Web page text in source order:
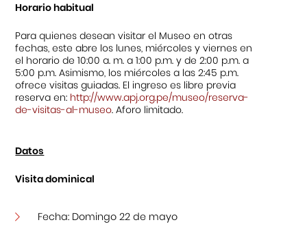
Horario habitual
Para quienes desean visitar el Museo en otras
fechas, este abre los lunes, miércoles y viernes en
el horario de 10:00 a. m. a 1:00 p.m. y de 2:00 p.m. a
5:00 p.m. Asimismo, los miércoles a las 2:45 p.m.
ofrece visitas guiadas. El ingreso es libre previa
reserva en: http://www.apj.org.pe/museo/reserva-
de-visitas-al-museo. Aforo limitado.
Datos
Visita dominical
Fecha: Domingo 22 de mayo